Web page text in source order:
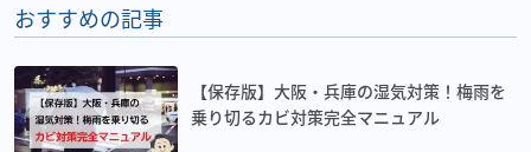
おすすめの記事
【保存版】大阪・兵庫の湿気対策！梅雨を
乗り切るカビ対策完全マニュアル